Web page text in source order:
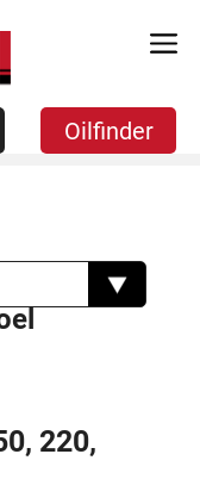
Oilfinder
Oilfinder
220,